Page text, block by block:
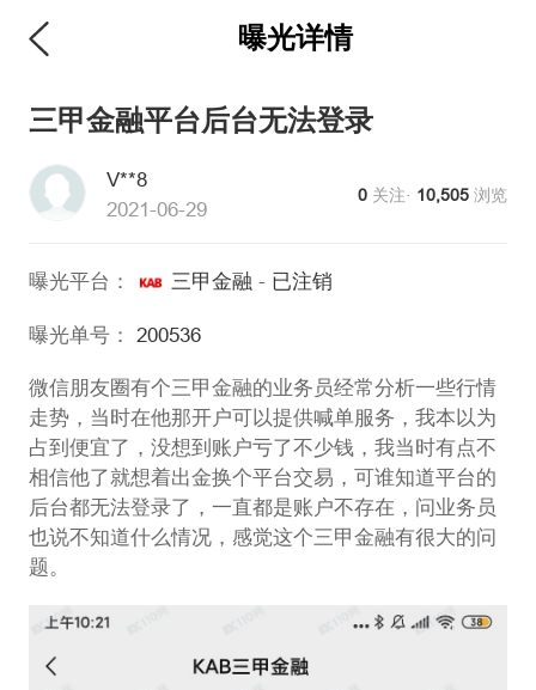
曝光详情
三甲金融平台后台无法登录
V**8
2021-06-29
0 关注· 10,505 浏览
曝光平台： 三甲金融 - 已注销
曝光单号： 200536
微信朋友圈有个三甲金融的业务员经常分析一些行情
走势，当时在他那开户可以提供喊单服务，我本以为
占到便宜了，没想到账户亏了不少钱，我当时有点不
相信他了就想着出金换个平台交易，可谁知道平台的
后台都无法登录了，一直都是账户不存在，问业务员
也说不知道什么情况，感觉这个三甲金融有很大的问
题。